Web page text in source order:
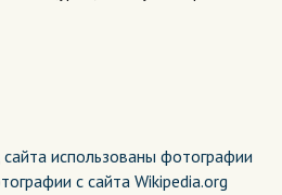
использованы фотографии
с сайта Wikipedia.org